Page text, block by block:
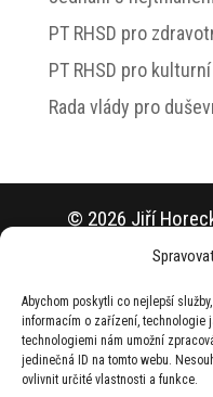
Abychom poskytli co nejlepší
informacím o zařízení, technologie
technologiemi nám umožní
jedinečná ID na tomto webu.
ovlivnit určité vlastnosti a funkce.
PT RHSD pro
PT RHSD pro
Rada vlády pro
© 2026 Jiří